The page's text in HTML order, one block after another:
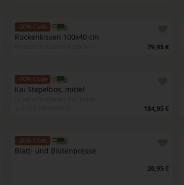
-20% Code
Rückenkissen 100x40 cm
79,95 €
-20% Code
Kai Stapelbox, mittel
184,95 €
-20% Code
Blatt- und Blütenpresse
20,95 €